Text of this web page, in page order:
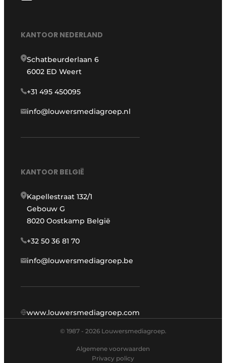
KANTOOR NEDERLAND
Schatbeurderlaan 6
6002 ED Weert
+31 495 450095
info@louwersmediagroep.nl
KANTOOR BELGIË
Kapellestraat 132/1
Gebouw G
8020 Oostkamp België
+32 50 36 81 70
info@louwersmediagroep.be
www.louwersmediagroep.com
© 1987 - 2026 Louwersmediagroep.
Algemene voorwaarden
Privacy policy